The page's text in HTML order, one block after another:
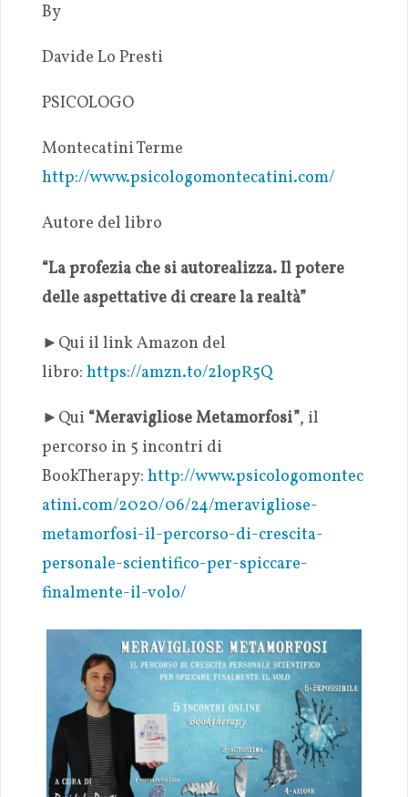
By
Davide Lo Presti
PSICOLOGO
Montecatini Terme
http://www.psicologomontecatini.com/
Autore del libro
“La profezia che si autorealizza. Il potere
delle aspettative di creare la realtà”
► Qui il link Amazon del
libro: https://amzn.to/2lopR5Q
► Qui “Meravigliose Metamorfosi”, il
percorso in 5 incontri di
BookTherapy: http://www.psicologomontec
atini.com/2020/06/24/meravigliose-
metamorfosi-il-percorso-di-crescita-
personale-scientifico-per-spiccare-
finalmente-il-volo/